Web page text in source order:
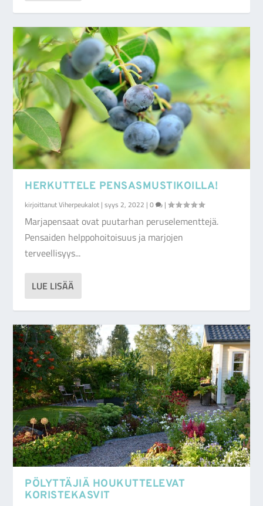
HERKUTTELE PENSASMUSTIKOILLA!
kirjoittanutViherpeukalot |syys 2, 2022 |0 |
Marjapensaat ovat puutarhan peruselementtejä.
Pensaiden helppohoitoisuus ja marjojen
terveellisyys...
LUE LISÄÄ
PÖLYTTÄJIÄ HOUKUTTELEVAT
KORISTEKASVIT